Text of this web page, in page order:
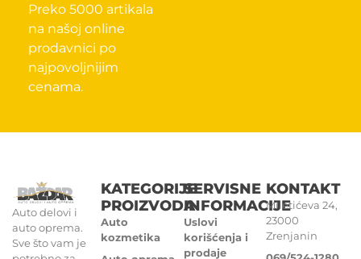
Preko 5000 artikala
na našoj online
prodavnici po
najpovoljnijim
cenama.
Auto delovi i
auto oprema.
Sve što vam je
KATEGORIJE
PROIZVODA
Auto
kozmetika
SERVISNE
INFORMACIJE
Uslovi
korišćenja i
prodaje
KONTAKT
Miletićeva 24,
23000
Zrenjanin